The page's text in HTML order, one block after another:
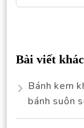
for:
Bài viết khác
Bánh kem
bánh suôn